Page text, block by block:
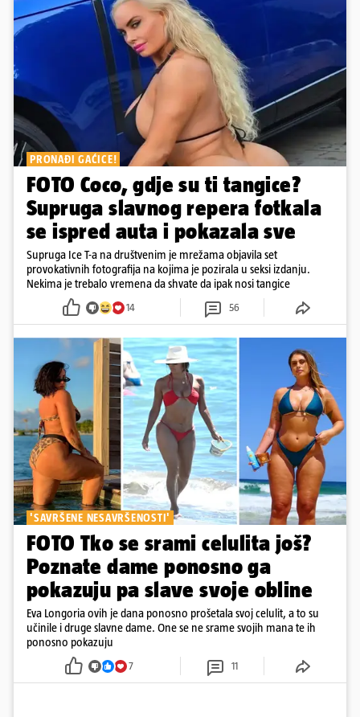
PRONAĐI GAĆICE!
FOTO Coco, gdje su ti tangice?
Supruga slavnog repera fotkala
se ispred auta i pokazala sve
Supruga Ice T-a na društvenim je mrežama objavila set
provokativnih fotografija na kojima je pozirala u seksi izdanju.
Nekima je trebalo vremena da shvate da ipak nosi tangice
14 56
'SAVRŠENE NESAVRŠENOSTI'
FOTO Tko se srami celulita još?
Poznate dame ponosno ga
pokazuju pa slave svoje obline
Eva Longoria ovih je dana ponosno prošetala svoj celulit, a to su
učinile i druge slavne dame. One se ne srame svojih mana te ih
ponosno pokazuju
7 11